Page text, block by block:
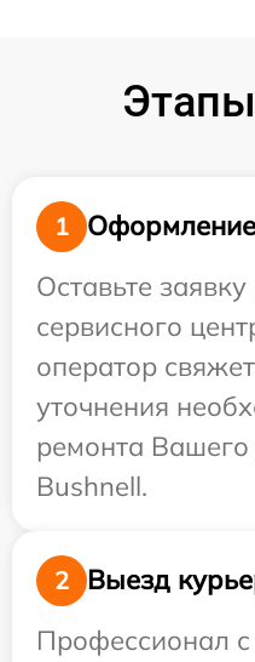
1
Оставьте
сервисного
оператор
уточнения
ремонта Вашего
Bushnell.
2
Выезд
Профессионал